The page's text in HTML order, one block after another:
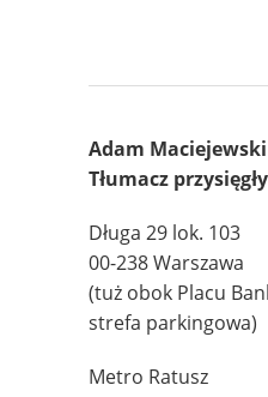
Adam Maciejewski
Tłumacz
Długa 29 lok. 103
00-238 Warszawa
(tuż obok Placu
strefa parkingowa)
Metro Ratusz